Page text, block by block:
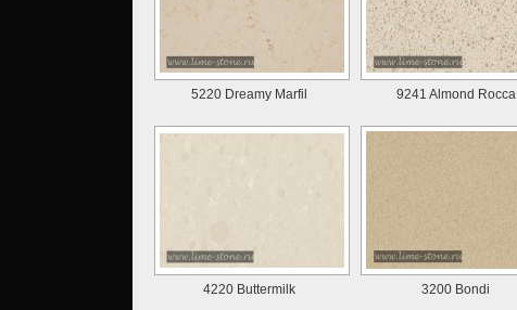
5220 Dreamy Marfil 9241 Almond Rocca
4220 Buttermilk 3200 Bondi